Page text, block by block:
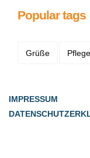
Popular tags
Grüße Pflege
IMPRESSUM